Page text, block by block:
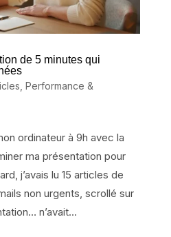
de 5 minutes qui
Performance &
ordinateur à 9h avec la
ma présentation pour
j’avais lu 15 articles de
non urgents, scrollé sur
n’avait...